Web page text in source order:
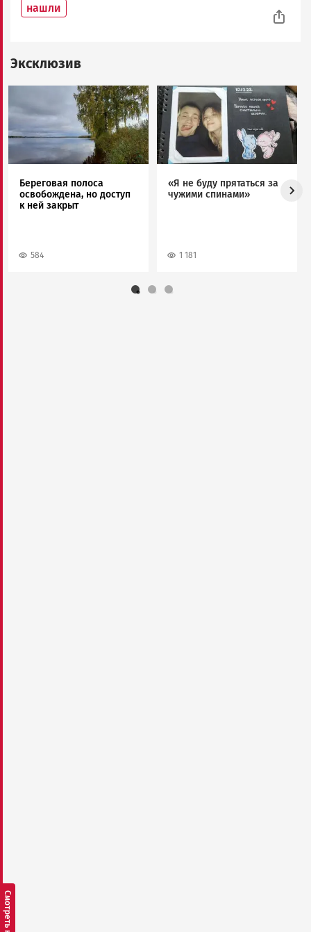
нашли
Эксклюзив
Береговая полоса
освобождена, но доступ
к ней закрыт
584
Image
«Я не буду прятаться за
чужими спинами»
1 181